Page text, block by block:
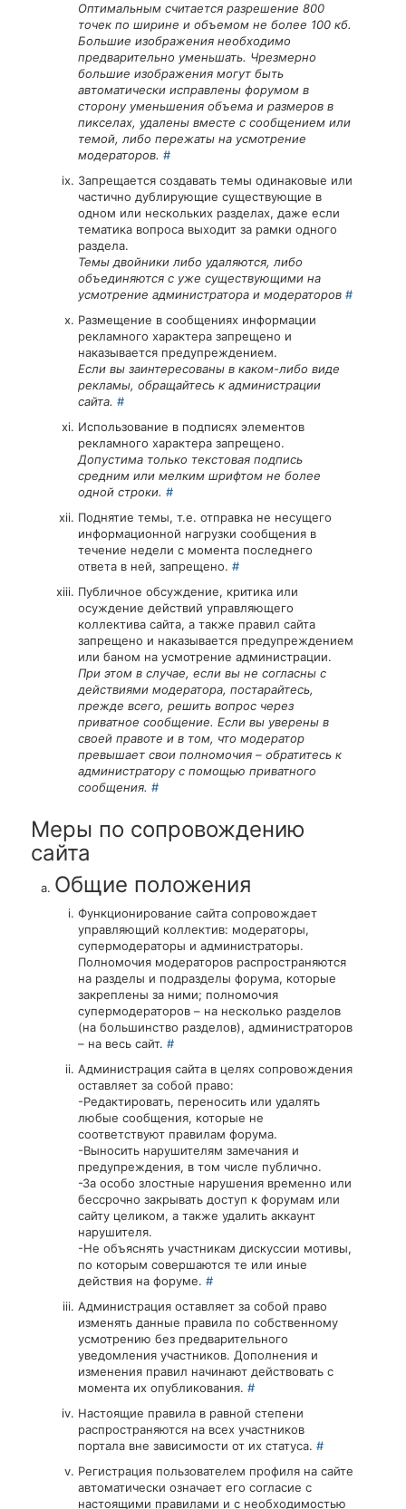
Оптимальным считается разрешение 800
точек по ширине и объемом не более 100 кб.
Большие изображения необходимо
предварительно уменьшать. Чрезмерно
большие изображения могут быть
автоматически исправлены форумом в
сторону уменьшения объема и размеров в
пикселах, удалены вместе с сообщением или
темой, либо пережаты на усмотрение
модераторов. #
Запрещается создавать темы одинаковые или
частично дублирующие существующие в
одном или нескольких разделах, даже если
тематика вопроса выходит за рамки одного
раздела.
Темы двойники либо удаляются, либо
объединяются с уже существующими на
усмотрение администратора и модераторов #
Размещение в сообщениях информации
рекламного характера запрещено и
наказывается предупреждением.
Если вы заинтересованы в каком-либо виде
рекламы, обращайтесь к администрации
сайта. #
Использование в подписях элементов
рекламного характера запрещено.
Допустима только текстовая подпись
средним или мелким шрифтом не более
одной строки. #
Поднятие темы, т.е. отправка не несущего
информационной нагрузки сообщения в
течение недели с момента последнего
ответа в ней, запрещено. #
Публичное обсуждение, критика или
осуждение действий управляющего
коллектива сайта, а также правил сайта
запрещено и наказывается предупреждением
или баном на усмотрение администрации.
При этом в случае, если вы не согласны с
действиями модератора, постарайтесь,
прежде всего, решить вопрос через
приватное сообщение. Если вы уверены в
своей правоте и в том, что модератор
превышает свои полномочия – обратитесь к
администратору с помощью приватного
сообщения. #
Меры по сопровождению
сайта
Общие положения
Функционирование сайта сопровождает
управляющий коллектив: модераторы,
супермодераторы и администраторы.
Полномочия модераторов распространяются
на разделы и подразделы форума, которые
закреплены за ними; полномочия
супермодераторов – на несколько разделов
(на большинство разделов), администраторов
– на весь сайт. #
Администрация сайта в целях сопровождения
оставляет за собой право:
-Редактировать, переносить или удалять
любые сообщения, которые не
соответствуют правилам форума.
-Выносить нарушителям замечания и
предупреждения, в том числе публично.
-За особо злостные нарушения временно или
бессрочно закрывать доступ к форумам или
сайту целиком, а также удалить аккаунт
нарушителя.
-Не объяснять участникам дискуссии мотивы,
по которым совершаются те или иные
действия на форуме. #
Администрация оставляет за собой право
изменять данные правила по собственному
усмотрению без предварительного
уведомления участников. Дополнения и
изменения правил начинают действовать с
момента их опубликования. #
Настоящие правила в равной степени
распространяются на всех участников
портала вне зависимости от их статуса. #
Регистрация пользователем профиля на сайте
автоматически означает его согласие с
настоящими правилами и с необходимостью